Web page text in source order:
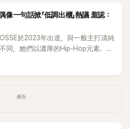
一句話掀「低調出櫃」熱議 羞認：
於2023年出道，與一般主打清純
同，她們以濃厚的Hip-Hop元素、自
為特色，MV也融入美式街頭、塗
廣告